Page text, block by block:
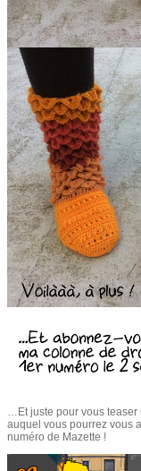
…Et juste pour vous teaser
auquel vous pourrez vous
numéro de Mazette !